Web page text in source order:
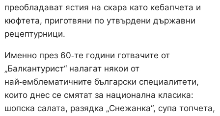
преобладават ястия на скара като кебапчета и
кюфтета, приготвяни по утвърдени държавни
рецептурници.
Именно през 60‑те години готвачите от
„Балкантурист“ налагат някои от
най‑емблематичните български специалитети,
които днес се смятат за национална класика:
шопска салата, разядка „Снежанка“, супа топчета,